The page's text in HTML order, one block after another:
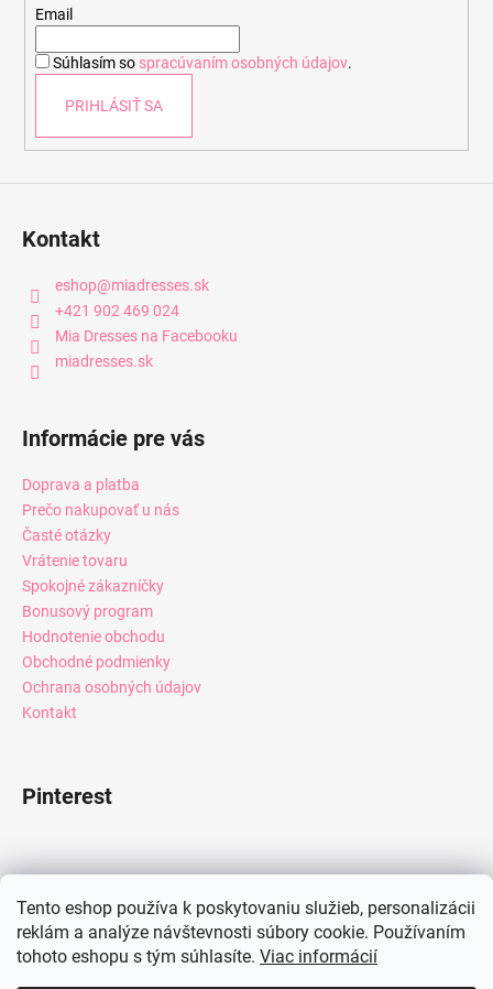
Tento eshop používa k poskytovaniu služieb, personalizácii
reklám a analýze návštevnosti súbory cookie. Používaním
tohoto eshopu s tým súhlasíte. Viac informácií
Email
Súhlasím so spracúvaním osobných údajov.
PRIHLÁSIŤ SA
Kontakt
eshop@miadresses.sk
+421 902 469 024
Mia Dresses na Facebooku
miadresses.sk
Informácie pre vás
Doprava a platba
Prečo nakupovať u nás
Časté otázky
Vrátenie tovaru
Spokojné zákazníčky
Bonusový program
Hodnotenie obchodu
Obchodné podmienky
Ochrana osobných údajov
Kontakt
Pinterest
Instagram